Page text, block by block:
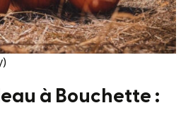
à Bouchette :